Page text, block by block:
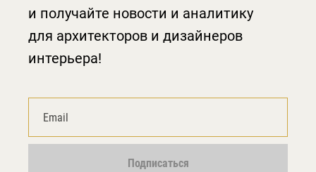
и получайте новости и аналитику
для архитекторов и дизайнеров
интерьера!
Подписаться